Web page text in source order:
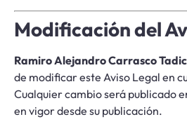
Modificación del
Ramiro Alejandro Carrasco Tadic
de modificar este Aviso Legal en
Cualquier cambio será publicado
en vigor desde su publicación.